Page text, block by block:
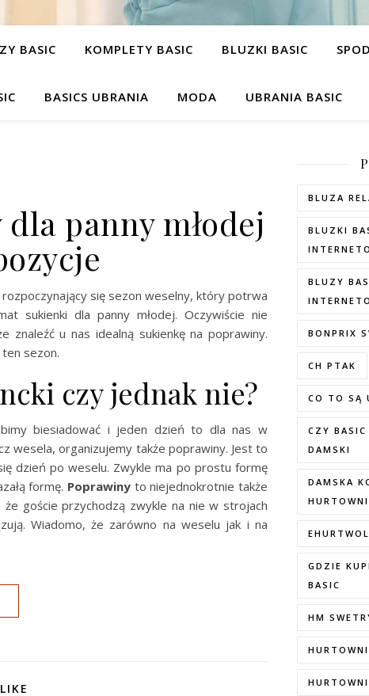
BASIC KOMPLETY BASIC BLUZKI BASIC
BASICS UBRANIA MODA UBRANIA BASIC
panny młodej
się sezon weselny, który potrwa
sukienki dla panny młodej. Oczywiście nie
znaleźć u nas idealną sukienkę na poprawiny.
sezon.
czy jednak nie?
biesiadować i jeden dzień to dla nas w
wesela, organizujemy także poprawiny. Jest to
dzień po weselu. Zwykle ma po prostu formę
formę. Poprawinyto niejednokrotnie także
goście przychodzą zwykle na nie w strojach
Wiadomo, że zarówno na weselu jak i na
BLUZA
BLUZKI
BLUZY
BONPRIX
CH PTAK
CO TO SĄ
CZY
DAMSKI
DAMSKA
GDZIE
BASIC
HM